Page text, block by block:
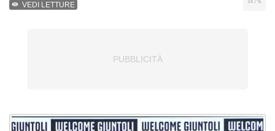
VEDI LETTURE